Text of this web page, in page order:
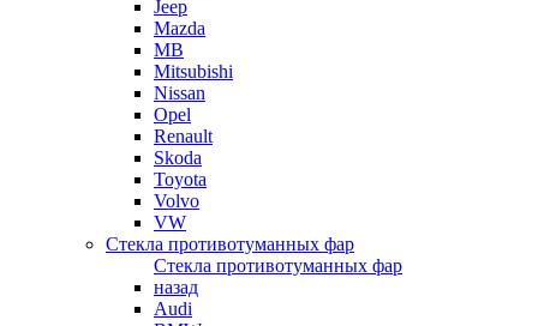
Jeep
Mazda
MB
Mitsubishi
Nissan
Opel
Renault
Skoda
Toyota
Volvo
VW
Стекла противотуманных фар
Стекла противотуманных фар
назад
Audi